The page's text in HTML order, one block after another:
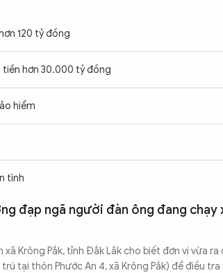
120 tỷ đồng
tiền hơn 30.000 tỷ đồng
hiểm
tình
đạp ngã người đàn ông đang chạy
xã Krông Pắk, tỉnh Đắk Lắk cho biết đơn vị vừa
trú tại thôn Phước An 4, xã Krông Pắk) để điều